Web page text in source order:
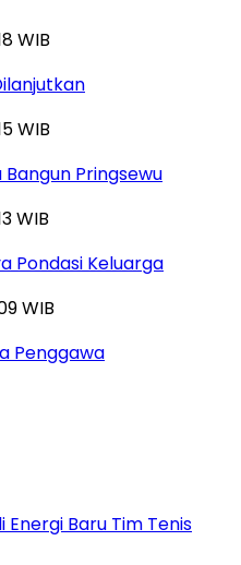
WIB
WIB
Pringsewu
WIB
Pondasi Keluarga
WIB
Penggawa
Energi Baru Tim Tenis